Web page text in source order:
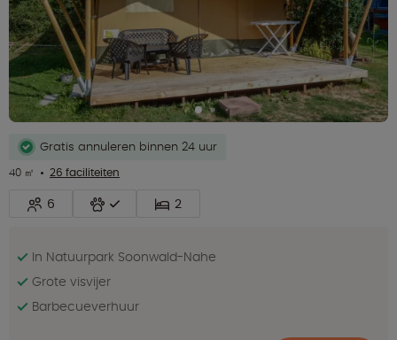
Gratis annuleren binnen 24 uur
40 ㎡
26 faciliteiten
6 2
In Natuurpark Soonwald-Nahe
Grote visvijer
Barbecueverhuur